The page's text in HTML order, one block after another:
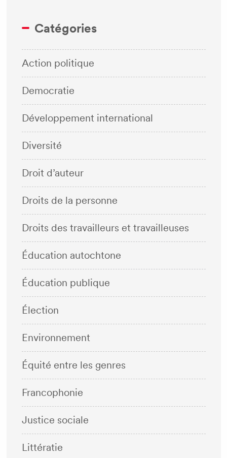
Catégories
Action politique
Democratie
Développement international
Diversité
Droit d’auteur
Droits de la personne
Droits des travailleurs et travailleuses
Éducation autochtone
Éducation publique
Élection
Environnement
Équité entre les genres
Francophonie
Justice sociale
Littératie